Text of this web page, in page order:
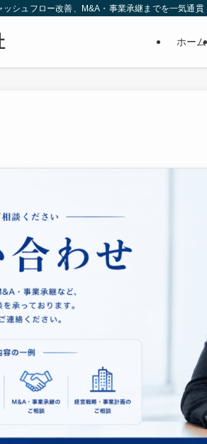
シュフロー改善、M&A・事業承継までを一気通貫
ホーム